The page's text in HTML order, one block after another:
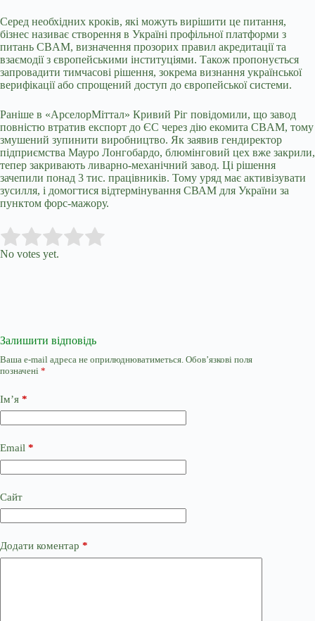
Серед необхідних кроків, які можуть вирішити це питання,
бізнес називає створення в Україні профільної платформи з
питань CBAM, визначення прозорих правил акредитації та
взаємодії з європейськими інституціями. Також пропонується
запровадити тимчасові рішення, зокрема визнання української
верифікації або спрощений доступ до європейської системи.
Раніше в «АрселорМіттал» Кривий Ріг повідомили, що завод
повністю втратив експорт до ЄС через дію екомита CBAM, тому
змушений зупинити виробництво. Як заявив гендиректор
підприємства Мауро Лонгобардо, блюмінговий цех вже закрили,
тепер закривають ливарно-механічний завод. Ці рішення
зачепили понад 3 тис. працівників. Тому уряд має активізувати
зусилля, і домогтися відтермінування СВАМ для України за
пунктом форс-мажору.
Rate this item:
No votes yet.
Залишити відповідь
Ваша e-mail адреса не оприлюднюватиметься. Обов’язкові поля
позначені *
Ім’я *
Email *
Сайт
Додати коментар *